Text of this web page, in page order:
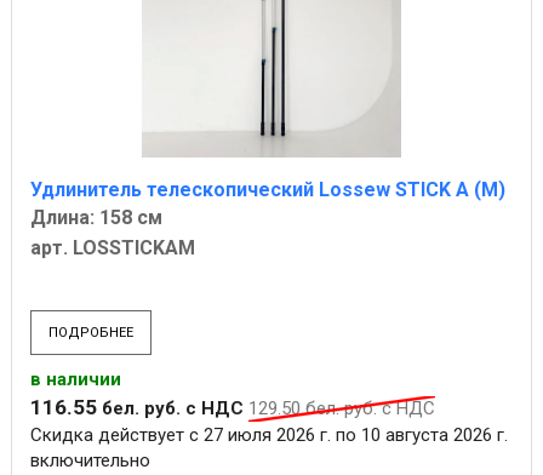
Удлинитель телескопический Lossew STICK A (M)
Длина: 158 см
арт. LOSSTICKAM
ПОДРОБНЕЕ
в наличии
116.55 бел. руб. с НДС 129.50бел. руб. с НДС
Скидка действует с 27 июля 2026 г. по 10 августа 2026 г.
включительно